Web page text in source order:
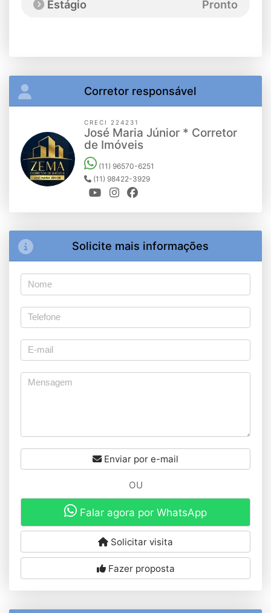
Estágio Pronto
Corretor responsável
CRECI 224231
José Maria Júnior * Corretor
de Imóveis
(11) 96570-6251
(11) 98422-3929
Solicite mais informações
Enviar por e-mail
OU
Falar agora por WhatsApp
Solicitar visita
Fazer proposta